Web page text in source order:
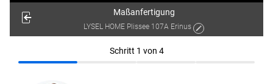
Maßanfertigung
LYSEL HOME Plissee 107A Erinus
Schritt 1 von 4